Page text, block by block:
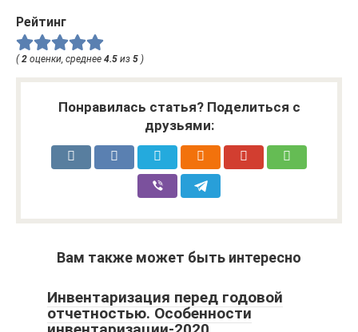
Рейтинг
( 2 оценки, среднее 4.5 из 5 )
Понравилась статья? Поделиться с
друзьями:
Вам также может быть интересно
Инвентаризация перед годовой
отчетностью. Особенности